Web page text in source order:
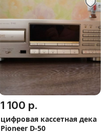
1 100 р.
цифровая кассетная дека
Pioneer D-50